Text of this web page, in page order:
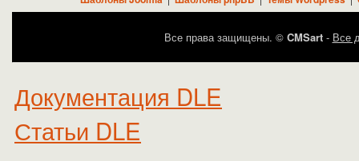
Все права защищены. © CMSart- Все
Документация DLE
Статьи DLE